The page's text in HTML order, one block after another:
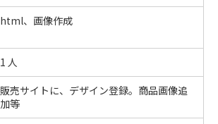
html、画像作成
1 人
販売サイトに、デザイン登録。商品画像追
加等